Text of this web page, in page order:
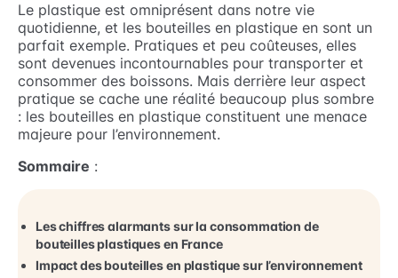
Le plastique est omniprésent dans notre vie
quotidienne, et les bouteilles en plastique en sont un
parfait exemple. Pratiques et peu coûteuses, elles
sont devenues incontournables pour transporter et
consommer des boissons. Mais derrière leur aspect
pratique se cache une réalité beaucoup plus sombre
: les bouteilles en plastique constituent une menace
majeure pour l’environnement.
Sommaire :
Les chiffres alarmants sur la consommation de
bouteilles plastiques en France
Impact des bouteilles en plastique sur l’environnement